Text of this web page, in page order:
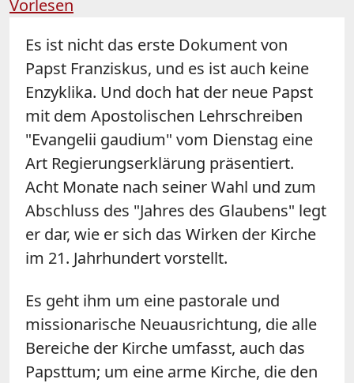
Vorlesen
Es ist nicht das erste Dokument von
Papst Franziskus, und es ist auch keine
Enzyklika. Und doch hat der neue Papst
mit dem Apostolischen Lehrschreiben
"Evangelii gaudium" vom Dienstag eine
Art Regierungserklärung präsentiert.
Acht Monate nach seiner Wahl und zum
Abschluss des "Jahres des Glaubens" legt
er dar, wie er sich das Wirken der Kirche
im 21. Jahrhundert vorstellt.
Es geht ihm um eine pastorale und
missionarische Neuausrichtung, die alle
Bereiche der Kirche umfasst, auch das
Papsttum; um eine arme Kirche, die den